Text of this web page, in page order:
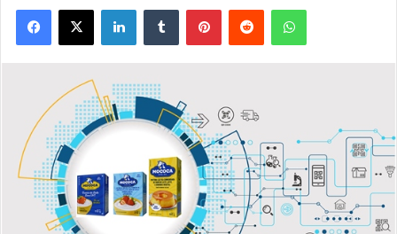
Facebook
X LinkedinTumblr PinterestReddit WhatsApp